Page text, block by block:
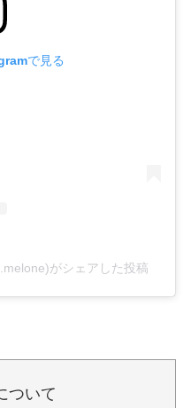
で見る
がシェアした投稿
ついて